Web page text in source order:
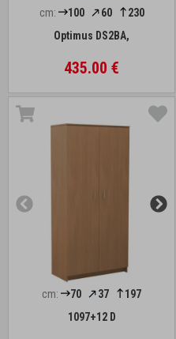
cm: 100 60
230
Optimus DS2BA,
435.00 €
cm: 70 37
197
1097+12 D